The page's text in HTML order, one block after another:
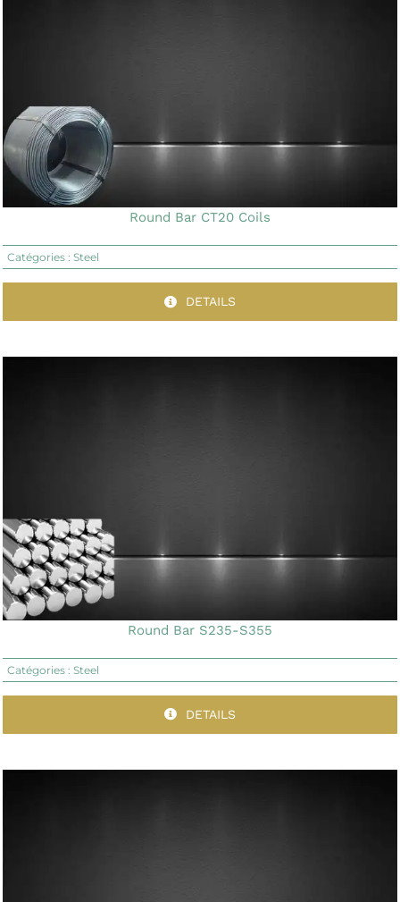
Round Bar CT20 Coils
Catégories : Steel
DETAILS
Round Bar S235-S355
Catégories : Steel
DETAILS